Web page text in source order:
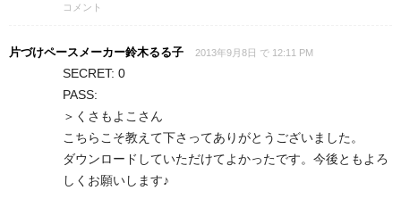
コメント
片づけペースメーカー鈴木るる子 2013年9月8日 で 12:11 PM
SECRET: 0
PASS:
＞くさもよこさん
こちらこそ教えて下さってありがとうございました。
ダウンロードしていただけてよかったです。今後ともよろ
しくお願いします♪